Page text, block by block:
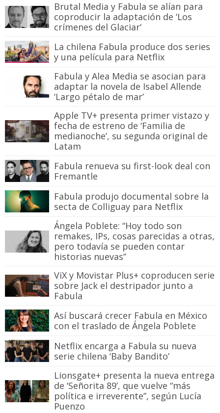
Brutal Media y Fabula se alían para
coproducir la adaptación de ‘Los
crímenes del Glaciar’
La chilena Fabula produce dos series
y una película para Netflix
Fabula y Alea Media se asocian para
adaptar la novela de Isabel Allende
‘Largo pétalo de mar’
Apple TV+ presenta primer vistazo y
fecha de estreno de ‘Familia de
medianoche’, su segunda original de
Latam
Fabula renueva su first-look deal con
Fremantle
Fabula produjo documental sobre la
secta de Colliguay para Netflix
Ángela Poblete: “Hoy todo son
remakes, IPs, cosas parecidas a otras,
pero todavía se pueden contar
historias nuevas”
ViX y Movistar Plus+ coproducen serie
sobre Jack el destripador junto a
Fabula
Así buscará crecer Fabula en México
con el traslado de Ángela Poblete
Netflix encarga a Fabula su nueva
serie chilena ‘Baby Bandito’
Lionsgate+ presenta la nueva entrega
de ‘Señorita 89’, que vuelve “más
política e irreverente”, según Lucía
Puenzo